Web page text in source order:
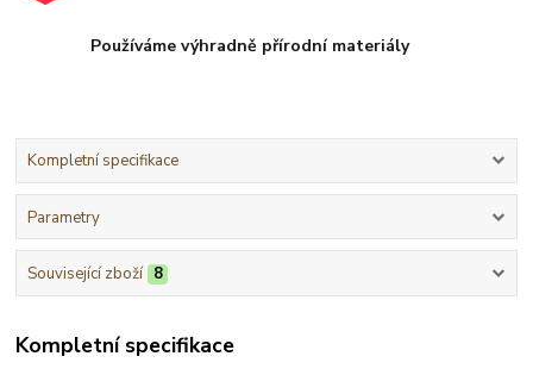
Používáme výhradně přírodní materiály
Kompletní specifikace
Parametry
Související zboží 8
Kompletní specifikace